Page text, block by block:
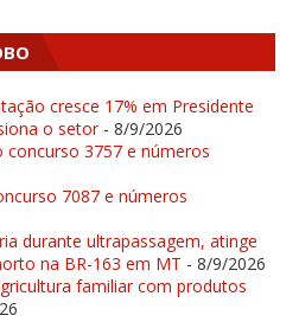
cresce 17% em Presidente
o setor - 8/9/2026
3757 e números
7087 e números
durante ultrapassagem, atinge
na BR-163 em MT - 8/9/2026
familiar com produtos